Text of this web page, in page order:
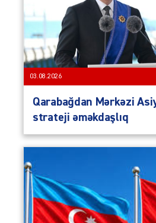
03.08.2026
Qarabağdan Mərkəzi
strateji əməkdaşlıq